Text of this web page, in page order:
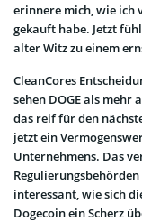
erinnere mich, wie ich
gekauft habe. Jetzt
alter Witz zu einem
CleanCores
sehen DOGE als mehr
das reif für den
jetzt ein
Unternehmens. Das
interessant, wie sich
Dogecoin ein Scherz